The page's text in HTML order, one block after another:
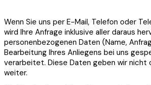
Wenn Sie uns per E-Mail, Telefon oder
wird Ihre Anfrage inklusive aller daraus
personenbezogenen Daten (Name,
Bearbeitung Ihres Anliegens bei uns
verarbeitet. Diese Daten geben wir nicht
weiter.